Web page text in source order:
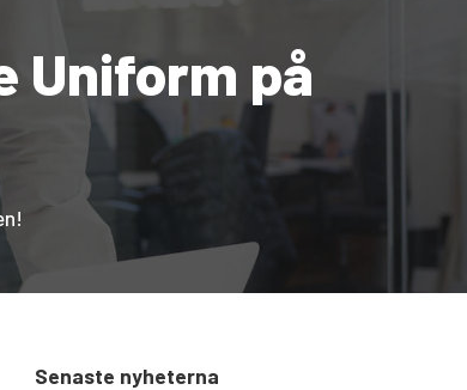
Uniform på
Senaste nyheterna